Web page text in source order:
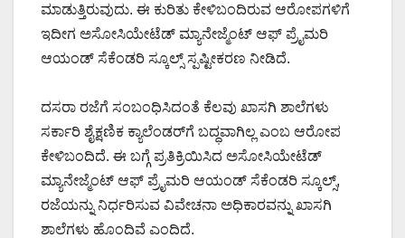
ಮಾಡುತ್ತಿರುವುದು. ಈ ಕುರಿತು ಕೇಳಿಬಂದಿರುವ ಆರೋಪಗಳಿಗೆ
ಇದೀಗ ಅಸೋಸಿಯೇಟೆಡ್ ಮ್ಯಾನೇಜ್ಮೆಂಟ್ ಆಫ್ ಪ್ರೈಮರಿ
ಆಯಂಡ್ ಸೆಕೆಂಡರಿ ಸ್ಕೂಲ್ಸ್ ಸ್ಪಷ್ಟೀಕರಣ ನೀಡಿದೆ.
ದಸರಾ ರಜೆಗೆ ಸಂಬಂಧಿಸಿದಂತೆ ಕೆಲವು ಖಾಸಗಿ ಶಾಲೆಗಳು
ಸರ್ಕಾರಿ ಶೈಕ್ಷಣಿಕ ಕ್ಯಾಲೆಂಡರ್‌ಗೆ ಬದ್ಧವಾಗಿಲ್ಲ ಎಂಬ ಆರೋಪ
ಕೇಳಿಬಂದಿದೆ. ಈ ಬಗ್ಗೆ ಪ್ರತಿಕ್ರಿಯಿಸಿದ ಅಸೋಸಿಯೇಟೆಡ್
ಮ್ಯಾನೇಜ್ಮೆಂಟ್ ಆಫ್ ಪ್ರೈಮರಿ ಆಯಂಡ್ ಸೆಕೆಂಡರಿ ಸ್ಕೂಲ್ಸ್,
ರಜೆಯನ್ನು ನಿರ್ಧರಿಸುವ ವಿವೇಚನಾ ಅಧಿಕಾರವನ್ನು ಖಾಸಗಿ
ಶಾಲೆಗಳು ಹೊಂದಿವೆ ಎಂದಿದೆ.